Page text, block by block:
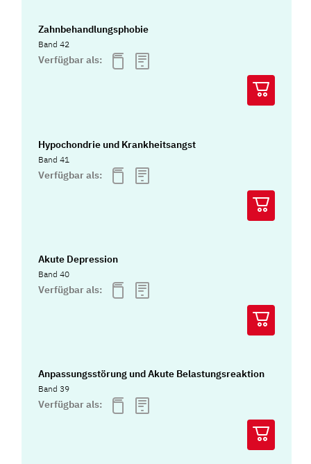
Zahnbehandlungsphobie
Band 42
Verfügbar als:
Hypochondrie und Krankheitsangst
Band 41
Verfügbar als:
Akute Depression
Band 40
Verfügbar als:
Anpassungsstörung und Akute Belastungsreaktion
Band 39
Verfügbar als: